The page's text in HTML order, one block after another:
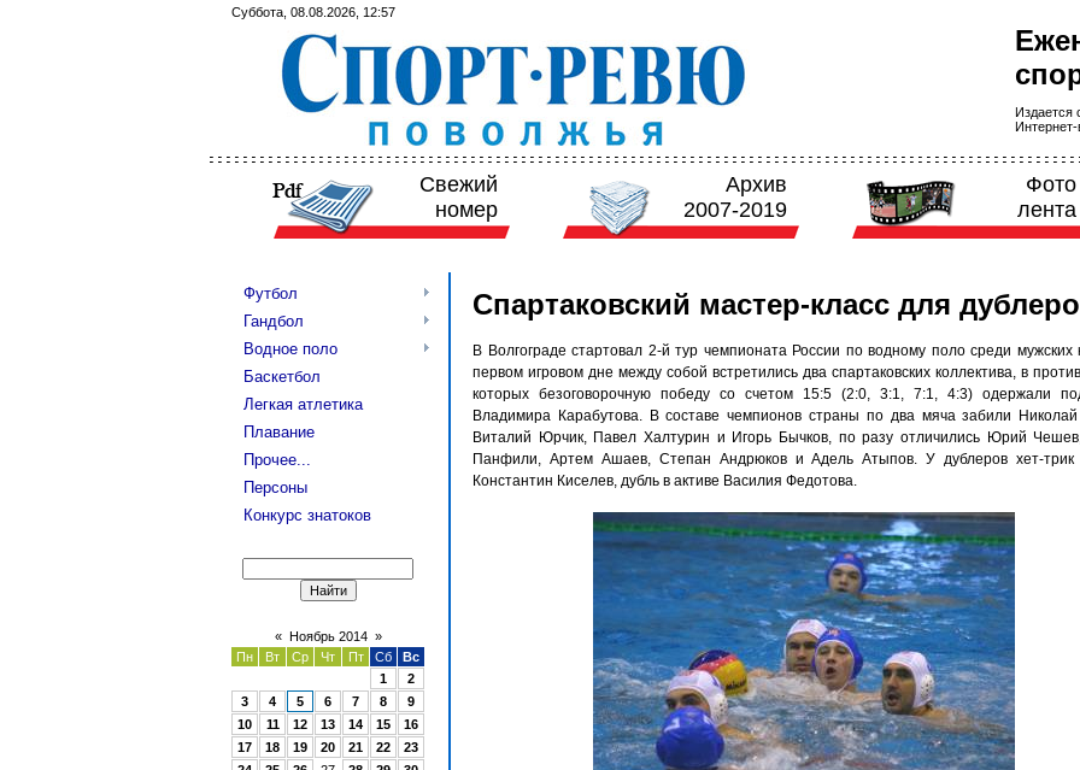
Суббота, 08.08.2026, 12:57
Издается
Интернет-
Свежий
номер
Архив
2007-2019
Фото
лента
Футбол
Гандбол
Водное поло
Баскетбол
Легкая атлетика
Плавание
Прочее...
Персоны
Конкурс знатоков
« Ноябрь 2014 »
Пн
Вт Ср Чт Пт Сб
Вс
1
2
3
4 5 6 7 8
9
10
11 12 13 14 15
16
17
18 19 20 21 22
23
Спартаковский мастер-класс для
В Волгограде стартовал 2-й тур чемпионата России по водному поло среди мужских
первом игровом дне между собой встретились два спартаковских коллектива, в
которых безоговорочную победу со счетом 15:5 (2:0, 3:1, 7:1, 4:3) одержали
Владимира Карабутова. В составе чемпионов страны по два мяча забили
Виталий Юрчик, Павел Халтурин и Игорь Бычков, по разу отличились Юрий
Панфили, Артем Ашаев, Степан Андрюков и Адель Атыпов. У дублеров хет-
Константин Киселев, дубль в активе Василия Федотова.